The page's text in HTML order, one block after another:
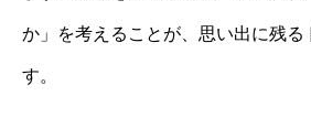
か」を考えることが、思い出に残る
す。